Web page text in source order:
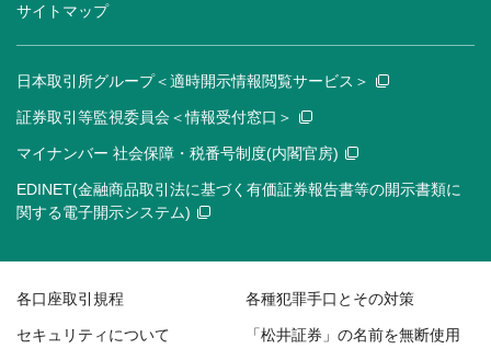
サイトマップ
日本取引所グループ＜適時開示情報閲覧サービス＞
証券取引等監視委員会＜情報受付窓口＞
マイナンバー 社会保障・税番号制度(内閣官房)
EDINET(金融商品取引法に基づく有価証券報告書等の開示書類に
関する電子開示システム)
各口座取引規程 各種犯罪手口とその対策
セキュリティについて
「松井証券」の名前を無断使用